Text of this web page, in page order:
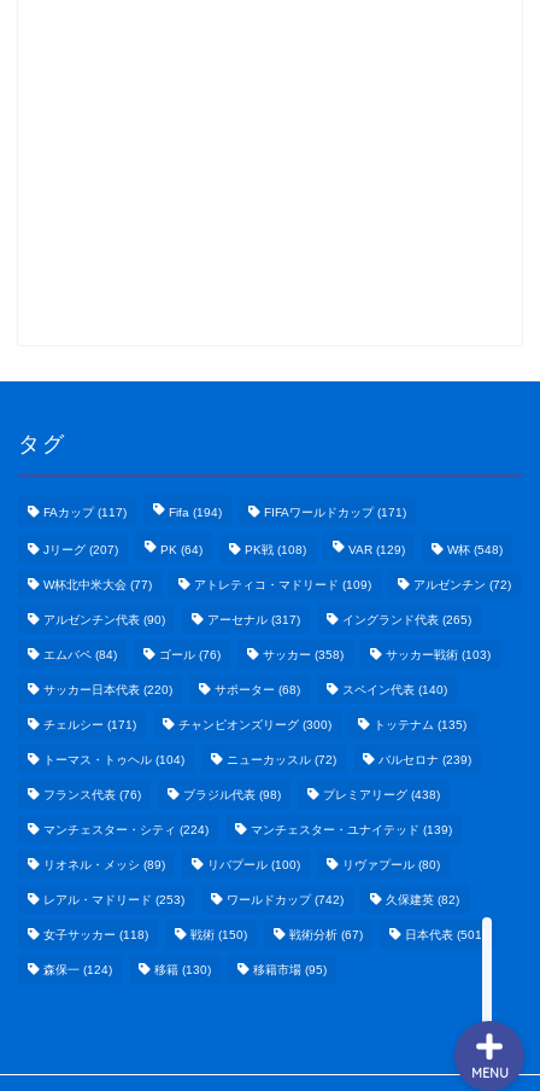
タグ
FAカップ (117) Fifa (194) FIFAワールドカップ (171)
Jリーグ (207) PK (64) PK戦 (108) VAR (129) W杯 (548)
W杯北中米大会 (77) アトレティコ・マドリード (109) アルゼンチン (72)
アルゼンチン代表 (90) アーセナル (317) イングランド代表 (265)
エムバペ (84) ゴール (76) サッカー (358) サッカー戦術 (103)
サッカー日本代表 (220) サポーター (68) スペイン代表 (140)
チェルシー (171) チャンピオンズリーグ (300) トッテナム (135)
トーマス・トゥヘル (104) ニューカッスル (72) バルセロナ (239)
フランス代表 (76) ブラジル代表 (98) プレミアリーグ (438)
マンチェスター・シティ (224) マンチェスター・ユナイテッド (139)
リオネル・メッシ (89) リバプール (100) リヴァプール (80)
レアル・マドリード (253) ワールドカップ (742) 久保建英 (82)
女子サッカー (118) 戦術 (150) 戦術分析 (67) 日本代表 (501)
森保一 (124) 移籍 (130) 移籍市場 (95)
MENU
テクノロジーまとめ
ビジネス・経済まとめ